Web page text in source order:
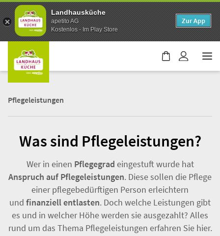
b
s
t
l
e
e
r
Pflegeleistungen
Was sind Pflegeleistungen?
Wer in einen Pflegegrad eingestuft wurde hat
Anspruch auf Pflegeleistungen. Diese sollen die Pflege
einer pflegebedürftigen Person erleichtern
und finanziell entlasten. Doch welche Leistungen gibt
es und in welcher Höhe werden sie ausgezahlt? Alles
rund um das Thema Pflegeleistungen erfahren Sie hier.
Landhausküche
apetito AG
Kostenlos - Im Play Store
Zur App